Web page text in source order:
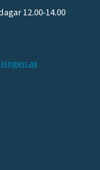
12.00-14.00